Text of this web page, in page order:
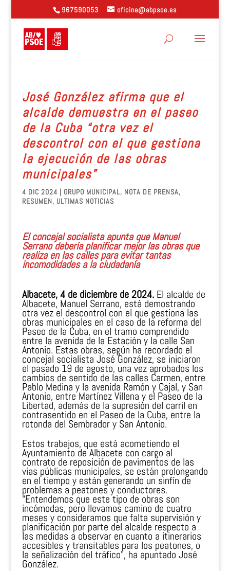
967590053 oficina@abpsoe.es
José González afirma que el
alcalde demuestra en el paseo
de la Cuba “otra vez el
descontrol con el que gestiona
la ejecución de las obras
municipales”
4 DIC 2024 | GRUPO MUNICIPAL, NOTA DE PRENSA,
RESUMEN, ULTIMAS NOTICIAS
El concejal socialista apunta que Manuel
Serrano debería planificar mejor las obras que
realiza en las calles para evitar tantas
incomodidades a la ciudadanía
Albacete, 4 de diciembre de 2024.El alcalde de
Albacete, Manuel Serrano, está demostrando
otra vez el descontrol con el que gestiona las
obras municipales en el caso de la reforma del
Paseo de la Cuba, en el tramo comprendido
entre la avenida de la Estación y la calle San
Antonio. Estas obras, según ha recordado el
concejal socialista José González, se iniciaron
el pasado 19 de agosto, una vez aprobados los
cambios de sentido de las calles Carmen, entre
Pablo Medina y la avenida Ramón y Cajal, y San
Antonio, entre Martínez Villena y el Paseo de la
Libertad, además de la supresión del carril en
contrasentido en el Paseo de la Cuba, entre la
rotonda del Sembrador y San Antonio.
Estos trabajos, que está acometiendo el
Ayuntamiento de Albacete con cargo al
contrato de reposición de pavimentos de las
vías públicas municipales, se están prolongando
en el tiempo y están generando un sinfín de
problemas a peatones y conductores.
“Entendemos que este tipo de obras son
incómodas, pero llevamos camino de cuatro
meses y consideramos que falta supervisión y
planificación por parte del alcalde respecto a
las medidas a observar en cuanto a itinerarios
accesibles y transitables para los peatones, o
la señalización del tráfico”, ha apuntado José
González.